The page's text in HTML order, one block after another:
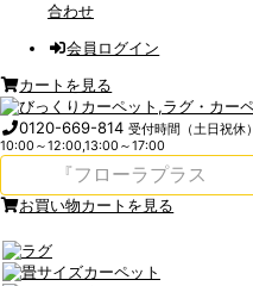
合わせ
会員ログイン
カートを見る
0120-669-814受付時間（土日祝休）
10:00～12:00,13:00～17:00
お買い物カートを見る